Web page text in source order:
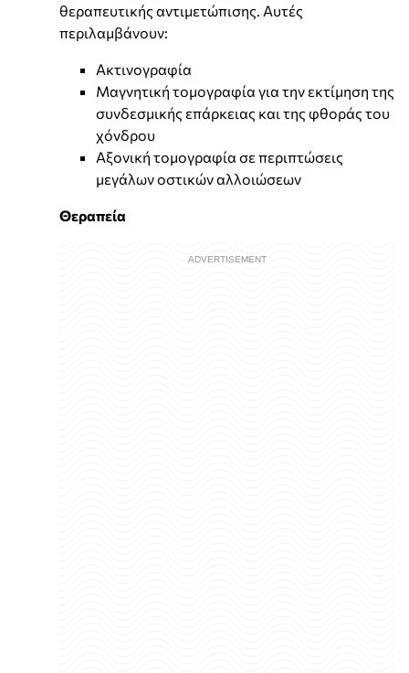
θεραπευτικής αντιμετώπισης. Αυτές
περιλαμβάνουν:
Ακτινογραφία
Μαγνητική τομογραφία για την εκτίμηση της
συνδεσμικής επάρκειας και της φθοράς του
χόνδρου
Αξονική τομογραφία σε περιπτώσεις
μεγάλων οστικών αλλοιώσεων
Θεραπεία